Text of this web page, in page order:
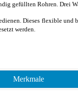
gefüllten Rohren. Drei
Dieses flexible
werden.
Merkmale